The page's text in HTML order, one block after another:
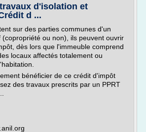
d'isolation et
d ...
sur des parties communes d'un
(copropriété ou non), ils peuvent ouvrir
dès lors que l'immeuble comprend
locaux affectés totalement ou
bénéficier de ce crédit d'impôt
des travaux prescrits par un PPRT